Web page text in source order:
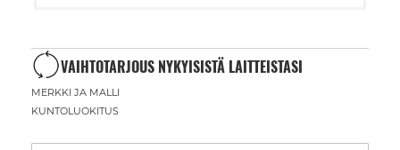
VAIHTOTARJOUS NYKYISISTÄ LAITTEISTASI
MERKKI JA MALLI
KUNTOLUOKITUS